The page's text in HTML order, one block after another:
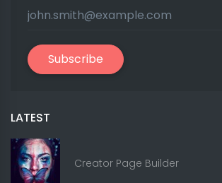
Subscribe
LATEST
Creator Page Builder